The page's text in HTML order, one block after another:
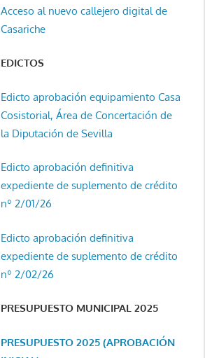
Acceso al nuevo callejero digital de
Casariche
EDICTOS
Edicto aprobación equipamiento Casa
Cosistorial, Área de Concertación de
la Diputación de Sevilla
Edicto aprobación definitiva
expediente de suplemento de crédito
nº 2/01/26
Edicto aprobación definitiva
expediente de suplemento de crédito
nº 2/02/26
PRESUPUESTO MUNICIPAL 2025
PRESUPUESTO 2025 (APROBACIÓN